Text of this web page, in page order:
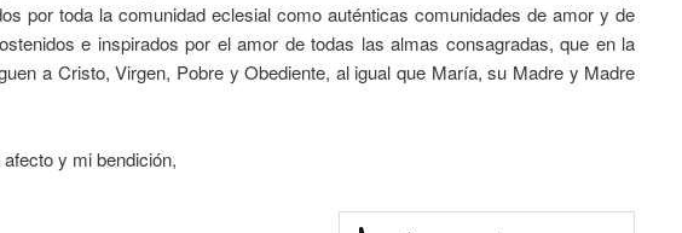
por toda la comunidad eclesial como auténticas comunidades de amor y de
e inspirados por el amor de todas las almas consagradas, que en la
a Cristo, Virgen, Pobre y Obediente, al igual que María, su Madre y Madre
y mi bendición,